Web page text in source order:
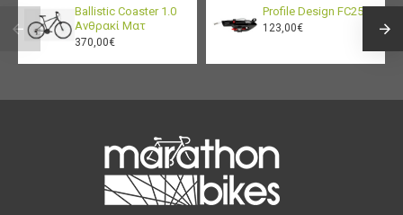
Ballistic Coaster 1.0
Ανθρακί Ματ
370,00€
Profile Design FC25
123,00€